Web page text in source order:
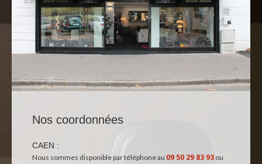
Nos coordonnées
CAEN :
Nous sommes disponible par téléphone au 09 50 29 83 93 ou